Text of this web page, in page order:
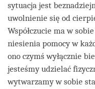
sytuacja jest
uwolnienie się od
Współczucie ma w
niesienia pomocy w
ono czymś wyłącznie
jesteśmy udzielać
wytwarzamy w sobie